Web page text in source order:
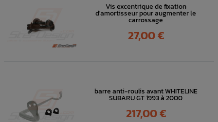
Vis excentrique de fixation
d'amortisseur pour augmenter le
carrossage
Prix
27,00 €
barre anti-roulis avant WHITELINE
SUBARU GT 1993 à 2000
Prix
217,00 €